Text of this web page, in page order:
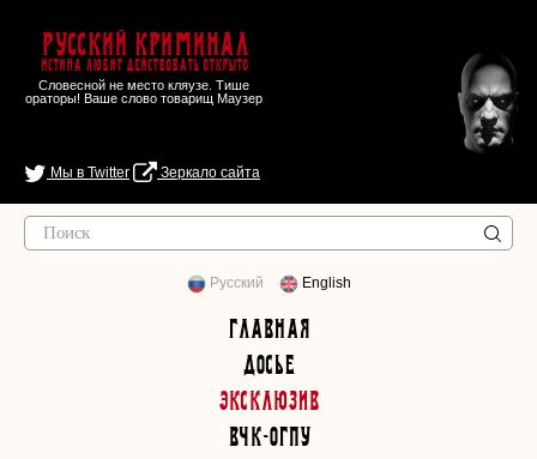
Русский Криминал
Истина любит действовать открыто
Словесной не место кляузе. Тише
ораторы! Ваше слово товарищ Маузер
Мы в Twitter Зеркало сайта
Русский English
Главная
Досье
Эксклюзив
ВЧК-ОГПУ